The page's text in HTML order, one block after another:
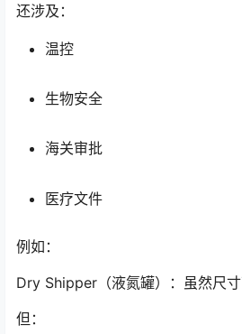
还涉及：
温控
生物安全
海关审批
医疗文件
例如：
Dry Shipper（液氮罐）：虽然尺寸
但：